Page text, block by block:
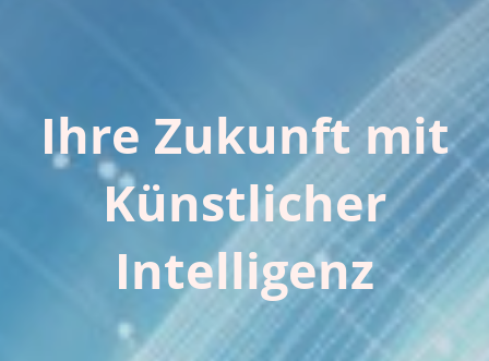
Ihre Zukunft mit
Künstlicher
Intelligenz